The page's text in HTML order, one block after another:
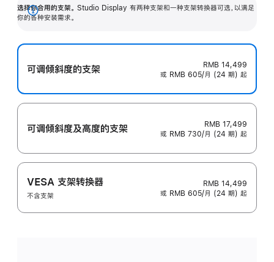
选择你合用的支架。 Studio Display 有两种支架和一种支架转换器可选，以满足
你的各种安装需求。
展
可调倾斜度的支架
RMB 14,499
或 RMB 605/月 (24 期) 起
可调倾斜度及高‍度的支‍架
RMB 17,499
或 RMB 730/月 (24 期) 起
VESA 支架转换器
不含支架
RMB 14,499
或 RMB 605/月 (24 期) 起